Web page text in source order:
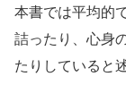
本書では平均的
詰ったり、心身
たりしていると